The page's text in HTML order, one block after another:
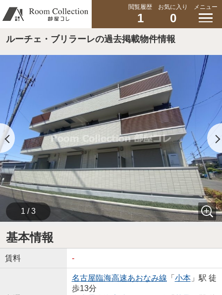
閲覧履歴
1
お気に入り
0
メニュー
ルーチェ・ブリラーレの過去掲載物件情報
1 / 3
基本情報
賃料 -
名古屋臨海高速あおなみ線 「 小本」駅 徒
歩13分